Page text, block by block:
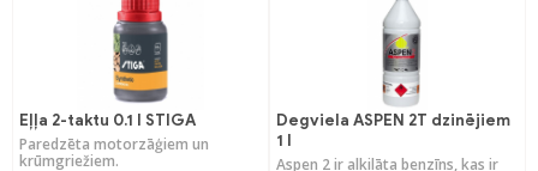
Eļļa 2-taktu 0.1 l STIGA
Paredzēta motorzāģiem un
krūmgriežiem.
Degviela ASPEN 2T dzinējiem
1 l
Aspen 2 ir alkilāta benzīns, kas ir